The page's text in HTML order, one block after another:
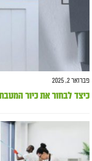
פברואר 2, 2025
כיצד לבחור את כיור